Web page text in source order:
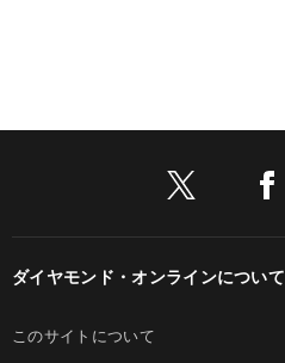
ダイヤモンド・オンラインについて
このサイトについて